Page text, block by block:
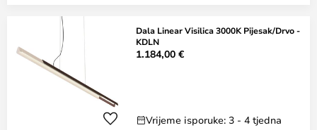
Dala Linear Visilica 3000K Pijesak/Drvo -
KDLN
1.184,00 €
Vrijeme isporuke: 3 - 4 tjedna